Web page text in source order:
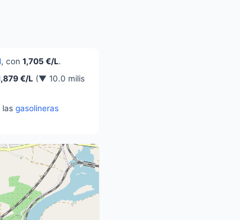
, con 1,705 €/L.
€/L (▼ 10.0 milis
las gasolineras